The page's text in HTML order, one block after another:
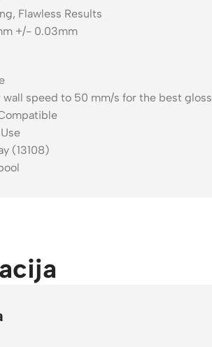
Flawless Results
+/- 0.03mm
wall speed to 50 mm/s for the best gloss
(13108)